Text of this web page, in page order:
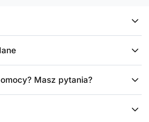
Masz pytania?